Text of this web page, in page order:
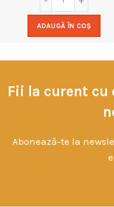
ADAUGĂ ÎN COȘ
Fii la curent
Abonează-te la